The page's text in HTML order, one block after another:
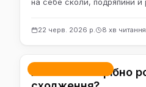
22 черв. 2026 р. 8 хв читання
Як часто потрібно